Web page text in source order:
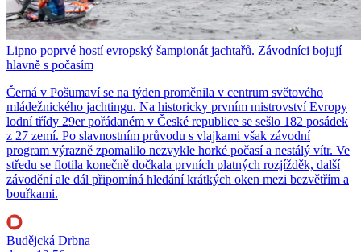
Lipno poprvé hostí evropský šampionát jachtařů. Závodníci bojují
hlavně s počasím
Černá v Pošumaví se na týden proměnila v centrum světového
mládežnického jachtingu. Na historicky prvním mistrovství Evropy
lodní třídy 29er pořádaném v České republice se sešlo 182 posádek
z 27 zemí. Po slavnostním průvodu s vlajkami však závodní
program výrazně zpomalilo nezvykle horké počasí a nestálý vítr. Ve
středu se flotila konečně dočkala prvních platných rozjížděk, další
závodění ale dál připomíná hledání krátkých oken mezi bezvětřím a
bouřkami.
Budějcká Drbna